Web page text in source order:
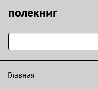
полекниг
Главная